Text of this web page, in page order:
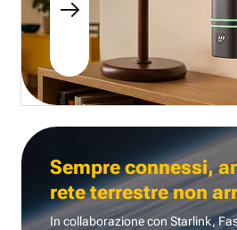
Sempre connessi,
rete terrestre non
In collaborazione con Starlink,